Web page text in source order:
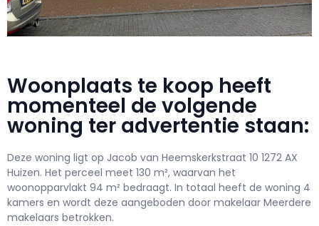
Woonplaats te koop heeft
momenteel de volgende
woning ter advertentie staan:
Deze woning ligt op Jacob van Heemskerkstraat 10 1272 AX
Huizen. Het perceel meet 130 m², waarvan het
woonopparvlakt 94 m² bedraagt. In totaal heeft de woning 4
kamers en wordt deze aangeboden door makelaar Meerdere
makelaars betrokken.